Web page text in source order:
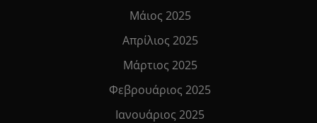
Μάιος 2025
Απρίλιος 2025
Μάρτιος 2025
Φεβρουάριος 2025
Ιανουάριος 2025